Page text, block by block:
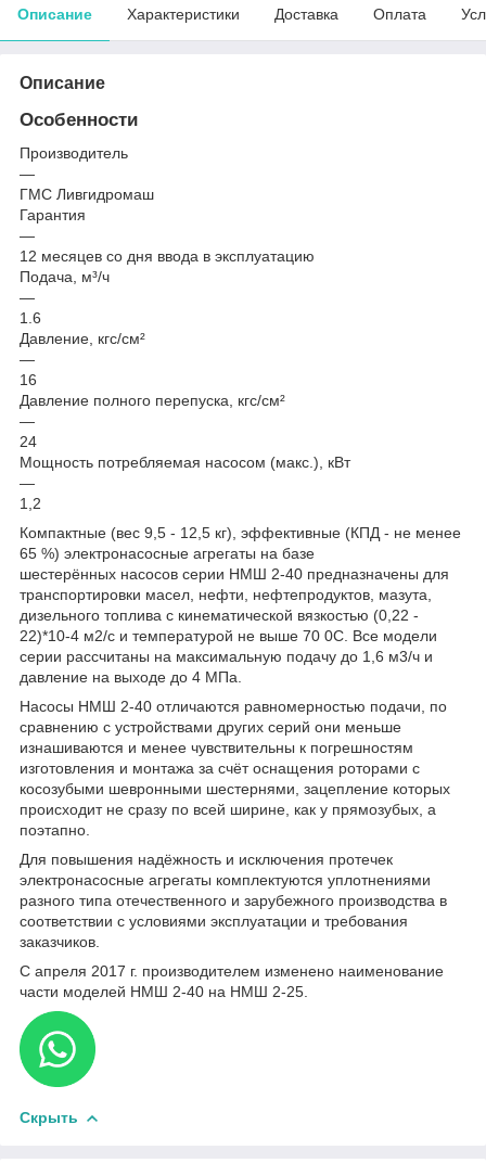
Описание Характеристики Доставка Оплата
Описание
Особенности
Производитель
—
ГМС Ливгидромаш
Гарантия
—
12 месяцев со дня ввода в эксплуатацию
Подача, м³/ч
—
1.6
Давление, кгс/см²
—
16
Давление полного перепуска, кгс/см²
—
24
Мощность потребляемая насосом (макс.), кВт
—
1,2
Компактные (вес 9,5 - 12,5 кг), эффективные (КПД - не менее
65 %) электронасосные агрегаты на базе
шестерённых насосов серии НМШ 2-40 предназначены для
транспортировки масел, нефти, нефтепродуктов, мазута,
дизельного топлива с кинематической вязкостью (0,22 -
22)*10-4 м2/с и температурой не выше 70 0С. Все модели
серии рассчитаны на максимальную подачу до 1,6 м3/ч и
давление на выходе до 4 МПа.
Насосы НМШ 2-40 отличаются равномерностью подачи, по
сравнению с устройствами других серий они меньше
изнашиваются и менее чувствительны к погрешностям
изготовления и монтажа за счёт оснащения роторами с
косозубыми шевронными шестернями, зацепление которых
происходит не сразу по всей ширине, как у прямозубых, а
поэтапно.
Для повышения надёжность и исключения протечек
электронасосные агрегаты комплектуются уплотнениями
разного типа отечественного и зарубежного производства в
соответствии с условиями эксплуатации и требования
заказчиков.
С апреля 2017 г. производителем изменено наименование
части моделей НМШ 2-40 на НМШ 2-25.
Скрыть